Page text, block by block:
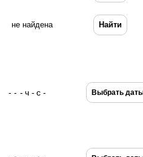
не найдена Найти
- - - ч - с - Выбрать